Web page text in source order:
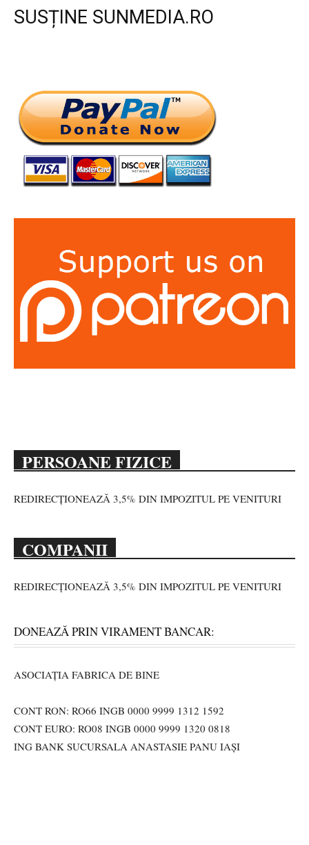
SUSȚINE SUNMEDIA.RO
PERSOANE FIZICE
REDIRECȚIONEAZĂ 3,5% DIN IMPOZITUL PE VENITURI
COMPANII
REDIRECȚIONEAZĂ 3,5% DIN IMPOZITUL PE VENITURI
DONEAZĂ PRIN VIRAMENT BANCAR:
ASOCIAȚIA FABRICA DE BINE
CONT RON: RO66 INGB 0000 9999 1312 1592
CONT EURO: RO08 INGB 0000 9999 1320 0818
ING BANK SUCURSALA ANASTASIE PANU IAȘI